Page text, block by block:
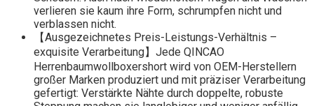
verlieren sie kaum ihre Form, schrumpfen nicht und
verblassen nicht.
【Ausgezeichnetes Preis-Leistungs-Verhältnis –
exquisite Verarbeitung】Jede QINCAO
Herrenbaumwollboxershort wird von OEM-Herstellern
großer Marken produziert und mit präziser Verarbeitung
gefertigt: Verstärkte Nähte durch doppelte, robuste